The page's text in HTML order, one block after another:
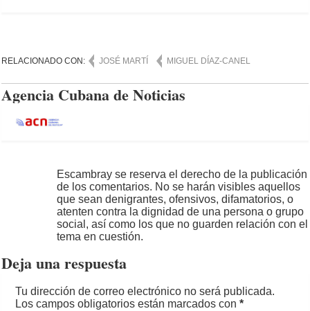
RELACIONADO CON: JOSÉ MARTÍ MIGUEL DÍAZ-CANEL
Agencia Cubana de Noticias
Escambray se reserva el derecho de la publicación
de los comentarios. No se harán visibles aquellos
que sean denigrantes, ofensivos, difamatorios, o
atenten contra la dignidad de una persona o grupo
social, así como los que no guarden relación con el
tema en cuestión.
Deja una respuesta
Tu dirección de correo electrónico no será publicada.
Los campos obligatorios están marcados con*